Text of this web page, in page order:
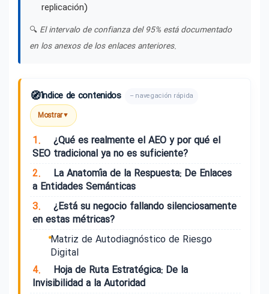
replicación)
🔍 El intervalo de confianza del 95% está documentado
en los anexos de los enlaces anteriores.
🧭Índice de contenidos – navegación rápida
Mostrar▼
1.
¿Qué es realmente el AEO y por qué el
SEO tradicional ya no es suficiente?
2.
La Anatomía de la Respuesta: De Enlaces
a Entidades Semánticas
3.
¿Está su negocio fallando silenciosamente
en estas métricas?
Matriz de Autodiagnóstico de Riesgo
Digital
4.
Hoja de Ruta Estratégica: De la
Invisibilidad a la Autoridad